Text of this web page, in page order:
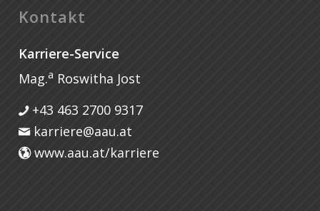
Kontakt
Karriere-Service
Mag.a Roswitha Jost
+43 463 2700 9317
karriere@aau.at
www.aau.at/karriere